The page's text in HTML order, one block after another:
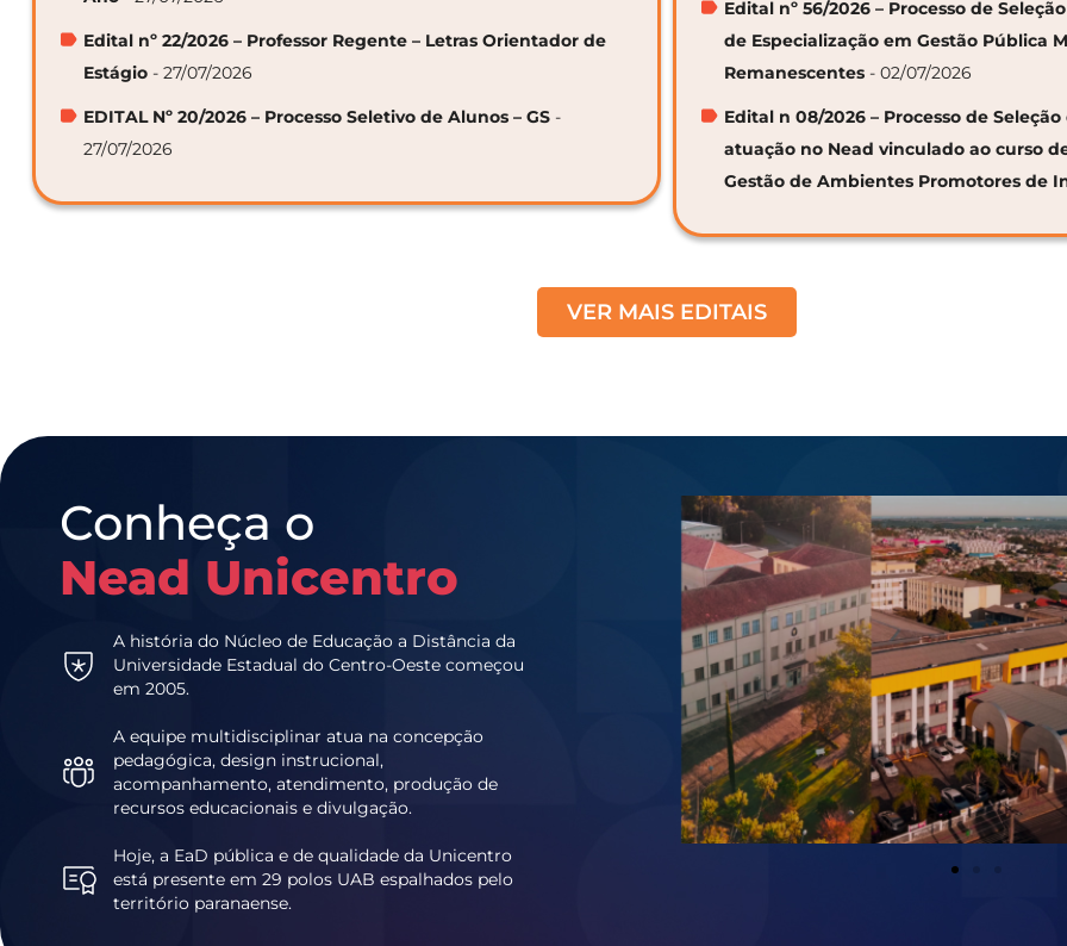
Edital nº 22/2026 – Professor Regente – Letras Orientador de
Estágio - 27/07/2026
EDITAL Nº 20/2026 – Processo Seletivo de Alunos – GS -
27/07/2026
Edital nº 56/2026 – Processo de
de Especialização em Gestão Pública
Remanescentes - 02/07/2026
Edital n 08/2026 – Processo de
atuação no Nead vinculado ao curso
Gestão de Ambientes Promotores de
VER MAIS EDITAIS
Conheça o
Nead Unicentro
A história do Núcleo de Educação a Distância da
Universidade Estadual do Centro-Oeste começou
em 2005.
A equipe multidisciplinar atua na concepção
pedagógica, design instrucional,
acompanhamento, atendimento, produção de
recursos educacionais e divulgação.
Hoje, a EaD pública e de qualidade da Unicentro
está presente em 29 polos UAB espalhados pelo
território paranaense.